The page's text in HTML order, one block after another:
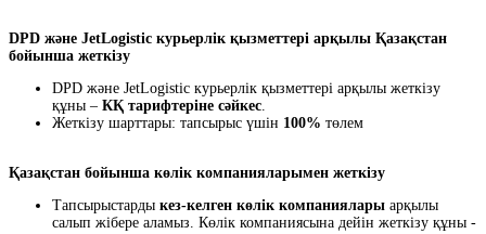
DPD және JetLogistic курьерлік қызметтері арқылы Қазақстан
бойынша жеткізу
DPD және JetLogistic курьерлік қызметтері арқылы жеткізу
құны – КҚ тарифтеріне сәйкес.
Жеткізу шарттары: тапсырыс үшін 100% төлем
Қазақстан бойынша көлік компанияларымен жеткізу
Тапсырыстарды кез-келген көлік компаниялары арқылы
салып жібере аламыз. Көлік компаниясына дейін жеткізу құны -